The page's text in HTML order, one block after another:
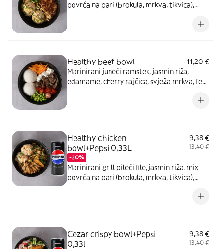
povrća na pari (brokula, mrkva, tikvica),
Healthy beef bowl
11,20 €
Marinirani juneći ramstek, jasmin riža,
edamame, cherry rajčica, svježa mrkva, feta
Healthy chicken
bowl+Pepsi 0,33L
-30%
9,38 €
13,40 €
Marinirani grill pileći file, jasmin riža, mix
povrća na pari (brokula, mrkva, tikvica),
Cezar crispy bowl+Pepsi
0,33l
9,38 €
13,40 €